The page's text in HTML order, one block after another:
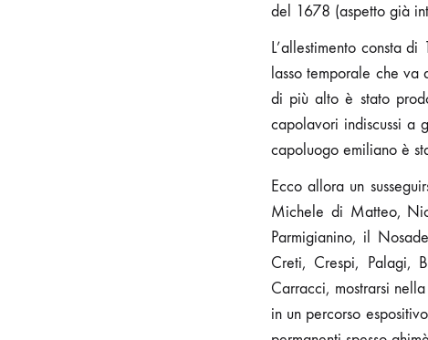
del 1678 (aspetto già
L’allestimento consta
lasso temporale che
di più alto è stato
capolavori indiscussi a
capoluogo emiliano è
Ecco allora un
Michele di Matteo,
Parmigianino, il
Creti, Crespi, Palagi,
Carracci, mostrarsi
in un percorso